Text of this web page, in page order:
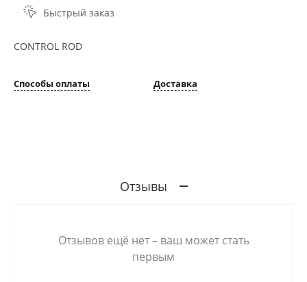
Быстрый заказ
CONTROL ROD
Способы оплаты Доставка
Отзывы
Отзывов ещё нет – ваш может стать
первым